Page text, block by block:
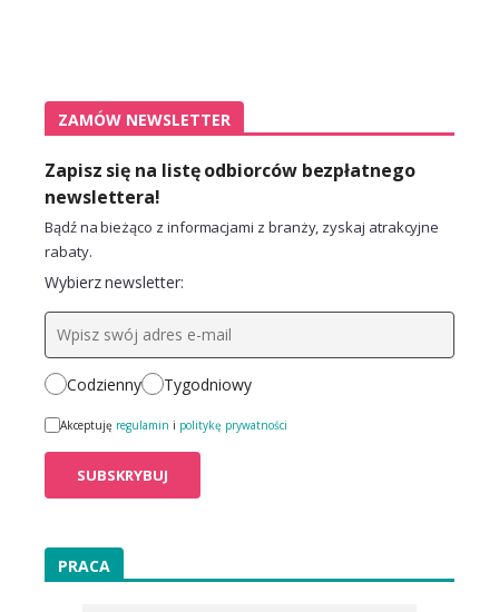
ZAMÓW NEWSLETTER
Zapisz się na listę odbiorców bezpłatnego
newslettera!
Bądź na bieżąco z informacjami z branży, zyskaj atrakcyjne
rabaty.
Wybierz newsletter:
Codzienny Tygodniowy
Akceptuję regulamin i politykę prywatności
PRACA